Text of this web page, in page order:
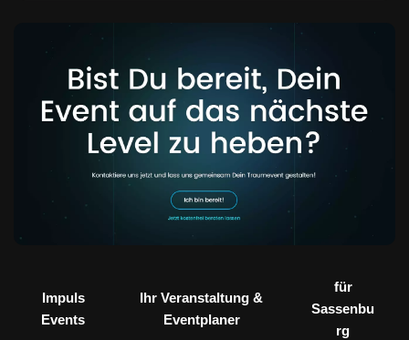
Impuls
Events
Ihr Veranstaltung &
Eventplaner
für
Sassenbu
rg